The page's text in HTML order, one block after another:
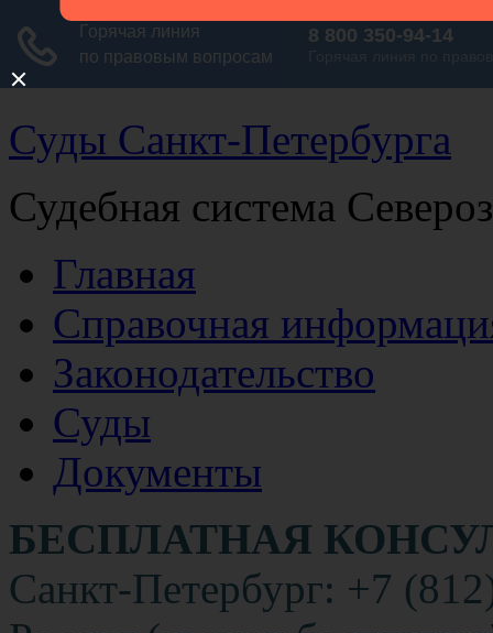
Суды Санкт-Петербурга
Судебная система
Главная
Справочная
Законодательство
Суды
Документы
БЕСПЛАТНАЯ
Санкт-Петербург: +7